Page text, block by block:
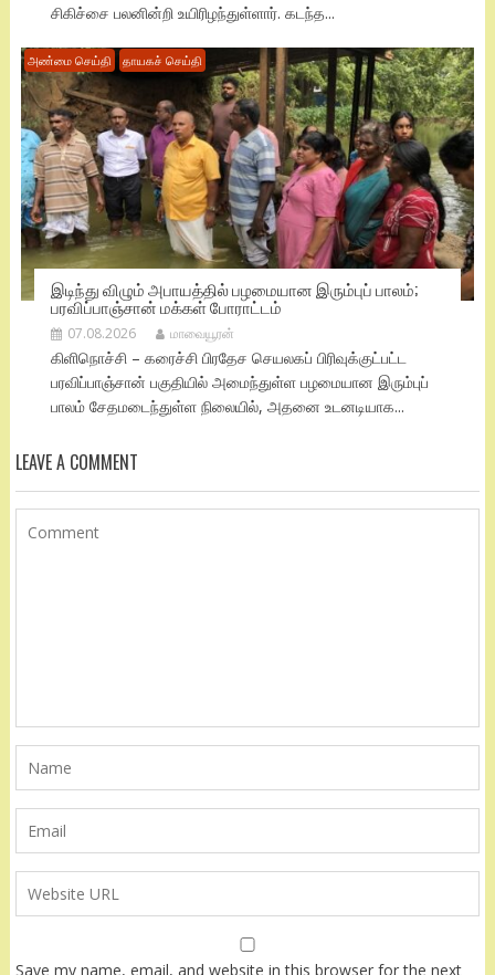
சிகிச்சை பலனின்றி உயிரிழந்துள்ளார். கடந்த...
அண்மை செய்தி தாயகச் செய்தி
இடிந்து விழும் அபாயத்தில் பழமையான இரும்புப் பாலம்;
பரவிப்பாஞ்சான் மக்கள் போராட்டம்
07.08.2026 மாவையூரன்
கிளிநொச்சி – கரைச்சி பிரதேச செயலகப் பிரிவுக்குட்பட்ட
பரவிப்பாஞ்சான் பகுதியில் அமைந்துள்ள பழமையான இரும்புப்
பாலம் சேதமடைந்துள்ள நிலையில், அதனை உடனடியாக...
LEAVE A COMMENT
Save my name, email, and website in this browser for the next